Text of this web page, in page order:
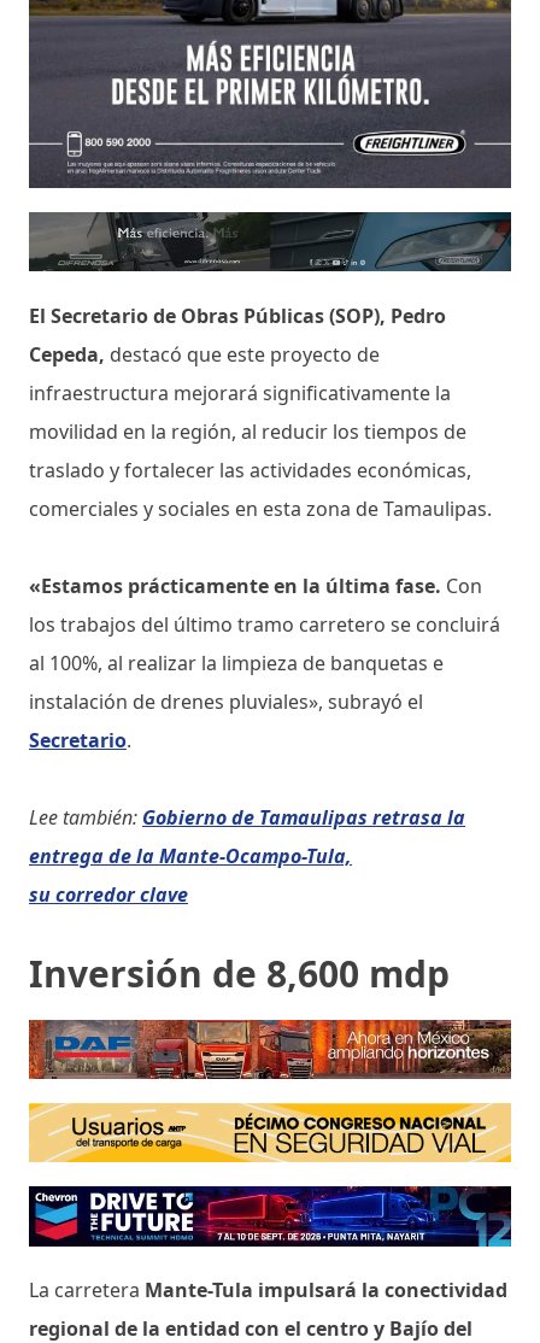
El Secretario de Obras Públicas (SOP), Pedro
Cepeda, destacó que este proyecto de
infraestructura mejorará significativamente la
movilidad en la región, al reducir los tiempos de
traslado y fortalecer las actividades económicas,
comerciales y sociales en esta zona de Tamaulipas.
«Estamos prácticamente en la última fase. Con
los trabajos del último tramo carretero se concluirá
al 100%, al realizar la limpieza de banquetas e
instalación de drenes pluviales», subrayó el
Secretario.
Lee también: Gobierno de Tamaulipas retrasa la
entrega de la Mante-Ocampo-Tula,
su corredor clave
Inversión de 8,600 mdp
La carretera Mante-Tula impulsará la conectividad
regional de la entidad con el centro y Bajío del